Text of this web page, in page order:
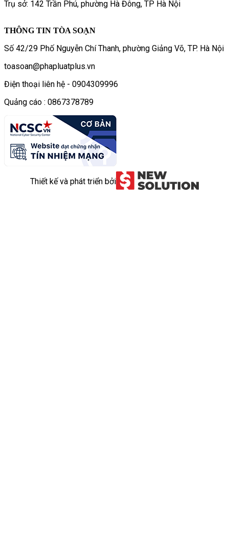
Trụ sở: 142 Trần Phú, phường Hà Đông, TP Hà Nội
THÔNG TIN TÒA SOẠN
Số 42/29 Phố Nguyễn Chí Thanh, phường Giảng Võ, TP. Hà Nội
toasoan@phapluatplus.vn
Điện thoại liên hệ - 0904309996
Quảng cáo : 0867378789
Thiết kế và phát triển bởi